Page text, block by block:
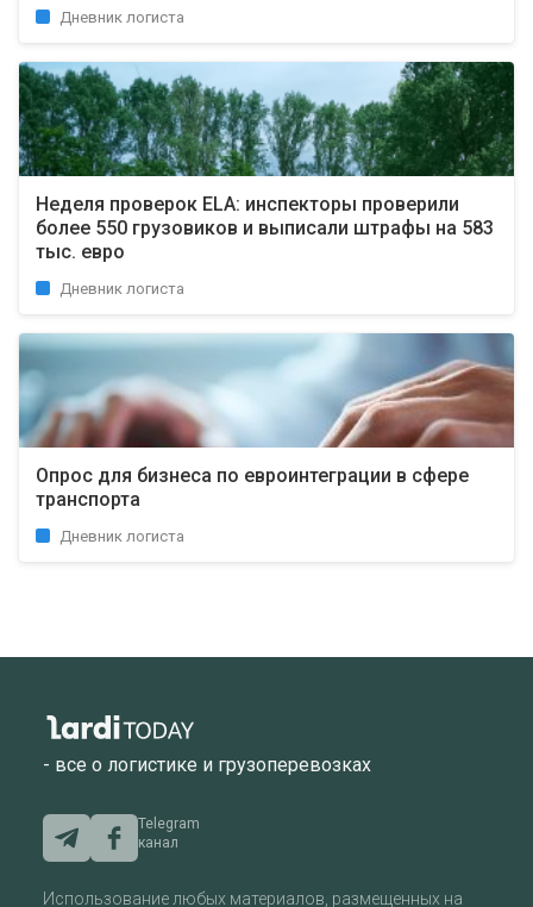
Дневник логиста
Неделя проверок ELA: инспекторы проверили
более 550 грузовиков и выписали штрафы на 583
тыс. евро
Дневник логиста
Опрос для бизнеса по евроинтеграции в сфере
транспорта
Дневник логиста
- все о логистике и грузоперевозках
Telegram
канал
Использование любых материалов, размещенных на